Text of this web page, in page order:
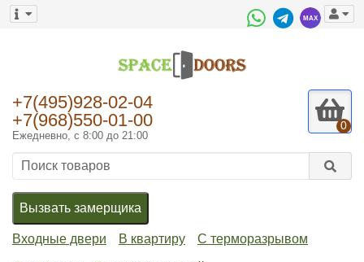
+7(495)928-02-04
+7(968)550-01-00
Ежедневно, с 8:00 до 21:00
0
Вызвать замерщика
Входные двери В квартиру С терморазрывом